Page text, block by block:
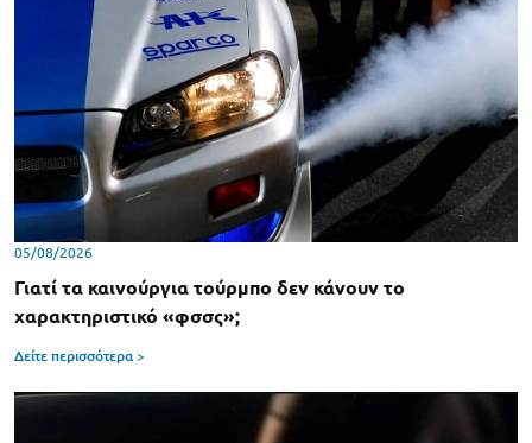
05/08/2026
Γιατί τα καινούργια τούρμπο δεν κάνουν το
χαρακτηριστικό «φσσς»;
Δείτε περισσότερα >